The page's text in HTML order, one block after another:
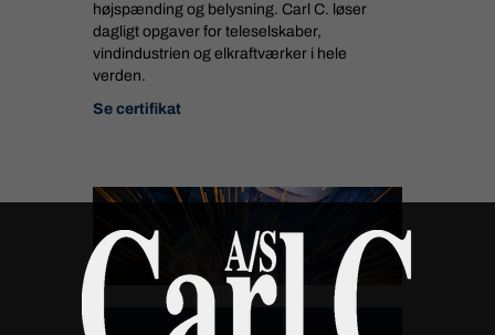
højspænding og belysning. Carl C. løser
dagligt opgaver for teleselskaber,
vindindustrien og elkraftværker i hele
verden.
Se certifikat